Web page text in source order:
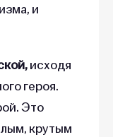
и
исходя
героя.
Это
крутым